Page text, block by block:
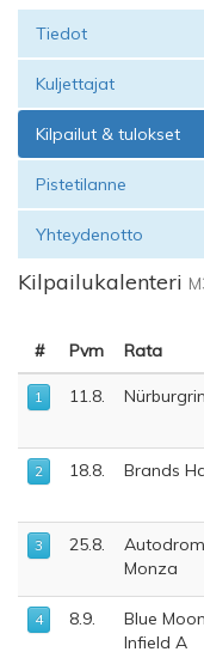
Tiedot
Kuljettajat
Kilpailut & tulokset
Pistetilanne
Yhteydenotto
Kilpailukalenteri
# Pvm Rata
1 11.8.
2 18.8. Brands
3 25.8.
Monza
4 8.9.
Blue
Infield A